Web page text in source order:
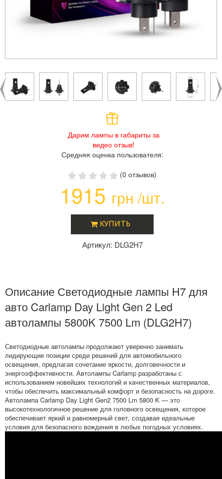
Дарим лампы в габариты за
видео отзыв!
Средняя оценка пользователя:
(0 отзывов)
1915 грн /шт.
КУПИТЬ
Артикул: DLG2H7
Описание Светодиодные лампы H7 для
авто Carlamp Day Light Gen 2 Led
автолампы 5800K 7500 Lm (DLG2H7)
Светодиодные автолампы продолжают уверенно занимать
лидирующие позиции среди решений для автомобильного
освещения, предлагая сочетание яркости, долговечности и
энергоэффективности. Автолампы Carlamp разработаны с
использованием новейших технологий и качественных материалов,
чтобы обеспечить максимальный комфорт и безопасность на дороге.
Автолампа Carlamp Day Light Gen2 7500 Lm 5800 K — это
высокотехнологичное решение для головного освещения, которое
обеспечивает яркий и равномерный свет, создавая идеальные
условия для безопасного вождения в любых погодных условиях.